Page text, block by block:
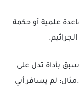
علمية أو حكمة
بأداة تدل على
لم يسافر أبي